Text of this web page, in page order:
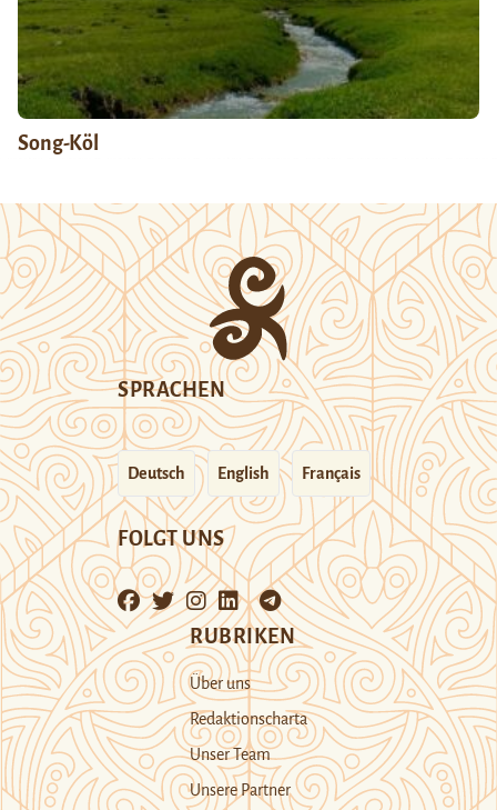
Song-Köl
SPRACHEN
Deutsch English Français
FOLGT UNS
RUBRIKEN
Über uns
Redaktionscharta
Unser Team
Unsere Partner